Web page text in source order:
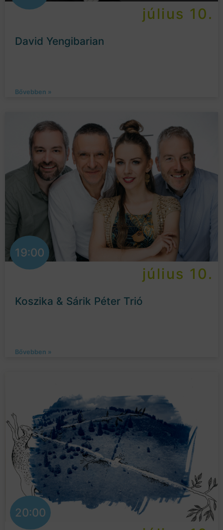
július 10.
David Yengibarian
Bővebben »
19:00
július 10.
Koszika & Sárik Péter Trió
Bővebben »
20:00